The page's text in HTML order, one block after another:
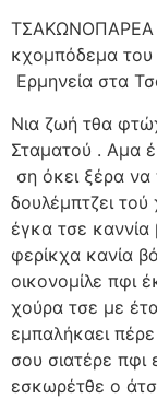
ΤΣΑΚΩΝΟΠΑΡΕΑ
κχομπόδεμα
Ερμηνεία στα
Νια ζωή τθα
Σταματού . Αμα
ση όκει ξέρα να
δουλέμπτζει
έγκα τσε καννία
φερίκχα κανία
οικονομίλε πφι
χούρα τσε με
εμπαλήκαει
σου σιατέρε πφι
εσκωρέτθε ο